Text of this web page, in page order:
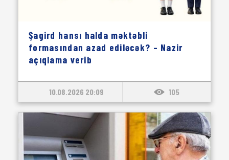
Şagird hansı halda məktəbli
formasından azad ediləcək? – Nazir
açıqlama verib
10.08.2026 20:09 105